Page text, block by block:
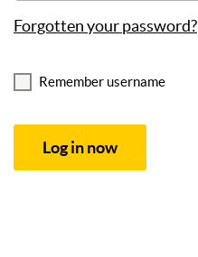
Forgotten your password?
Remember username